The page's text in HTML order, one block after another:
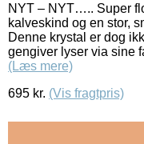
NYT – NYT….. Super
kalveskind og en stor,
Denne krystal er dog
gengiver lyser via sine
(Læs mere)
695 kr. (Vis fragtpris)